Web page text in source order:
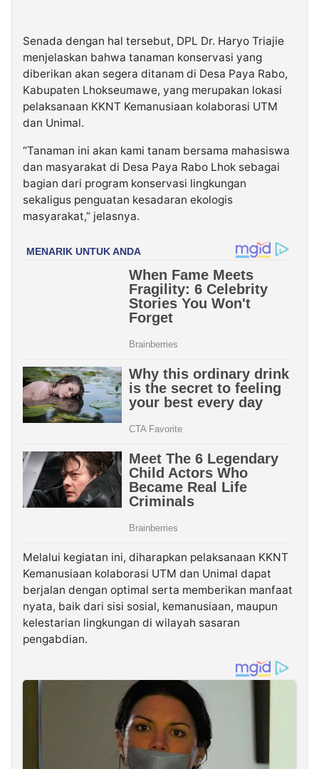
Senada dengan hal tersebut, DPL Dr. Haryo Triajie
menjelaskan bahwa tanaman konservasi yang
diberikan akan segera ditanam di Desa Paya Rabo,
Kabupaten Lhokseumawe, yang merupakan lokasi
pelaksanaan KKNT Kemanusiaan kolaborasi UTM
dan Unimal.
“Tanaman ini akan kami tanam bersama mahasiswa
dan masyarakat di Desa Paya Rabo Lhok sebagai
bagian dari program konservasi lingkungan
sekaligus penguatan kesadaran ekologis
masyarakat,” jelasnya.
Melalui kegiatan ini, diharapkan pelaksanaan KKNT
Kemanusiaan kolaborasi UTM dan Unimal dapat
berjalan dengan optimal serta memberikan manfaat
nyata, baik dari sisi sosial, kemanusiaan, maupun
kelestarian lingkungan di wilayah sasaran
pengabdian.